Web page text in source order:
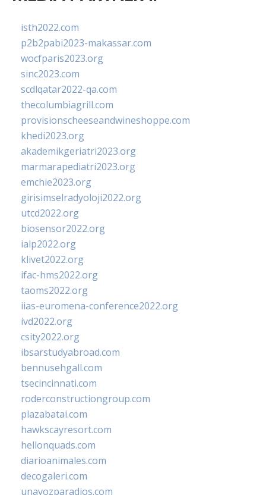
isth2022.com
p2b2pabi2023-makassar.com
wocfparis2023.org
sinc2023.com
scdlqatar2022-qa.com
thecolumbiagrill.com
provisionscheeseandwineshoppe.com
khedi2023.org
akademikgeriatri2023.org
marmarapediatri2023.org
emchie2023.org
girisimselradyoloji2022.org
utcd2022.org
biosensor2022.org
ialp2022.org
klivet2022.org
ifac-hms2022.org
taoms2022.org
iias-euromena-conference2022.org
ivd2022.org
csity2022.org
ibsarstudyabroad.com
bennusehgall.com
tsecincinnati.com
roderconstructiongroup.com
plazabatai.com
hawkscayresort.com
hellonquads.com
diarioanimales.com
decogaleri.com
unavozparadios.com